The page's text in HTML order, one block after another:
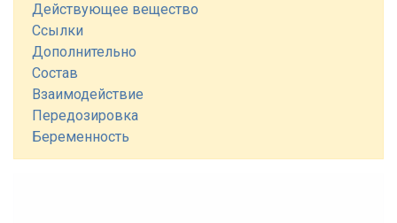
Действующее вещество
Ссылки
Дополнительно
Состав
Взаимодействие
Передозировка
Беременность